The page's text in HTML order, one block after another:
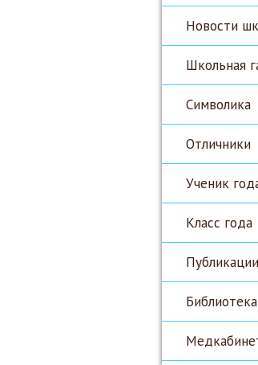
Новости
Школьная
Символика
Отличники
Ученик
Класс года
Библиотека